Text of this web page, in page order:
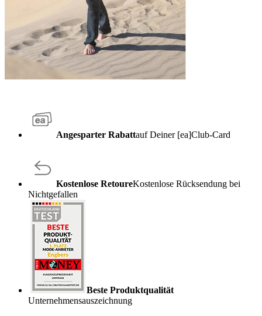
Angesparter Rabattauf Deiner [ea]Club-Card
Kostenlose RetoureKostenlose Rücksendung bei
Nichtgefallen
Beste Produktqualität
Unternehmensauszeichnung